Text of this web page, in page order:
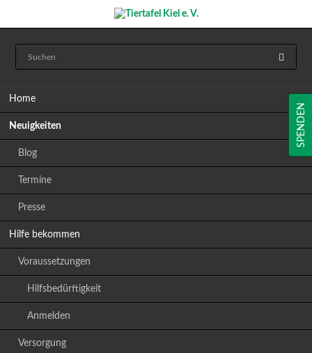
Home
Neuigkeiten
Blog
Termine
Presse
Hilfe bekommen
Voraussetzungen
Hilfsbedürftigkeit
Anmelden
Versorgung
SPENDEN